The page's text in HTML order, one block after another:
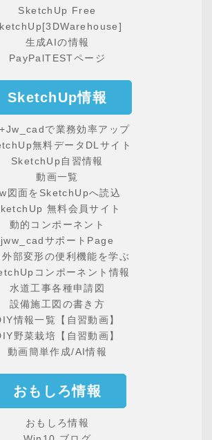
SketchUp Free
生成AIの情報
PayPalTESTページ
SketchUp情報
で業務効率アップ
無料データDLサイト
SketchUp自習情報
動画一覧
図面をSketchUpへ読込
無料会員サイト
動的コンポーネント
jww_cadサポートPage
部変形の便利機能を学ぶ
コンポーネント情報
水道工事各種申請図
設備施工図の書き方
情報一覧【自習動画】
野菜栽培【自習動画】
動画簡単作成/AI情報
おもしろ情報
おもしろ情報